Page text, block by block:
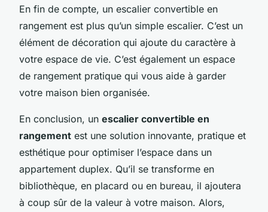
En fin de compte, un escalier convertible en
rangement est plus qu’un simple escalier. C’est un
élément de décoration qui ajoute du caractère à
votre espace de vie. C’est également un espace
de rangement pratique qui vous aide à garder
votre maison bien organisée.
En conclusion, un escalier convertible en
rangement est une solution innovante, pratique et
esthétique pour optimiser l’espace dans un
appartement duplex. Qu’il se transforme en
bibliothèque, en placard ou en bureau, il ajoutera
à coup sûr de la valeur à votre maison. Alors,